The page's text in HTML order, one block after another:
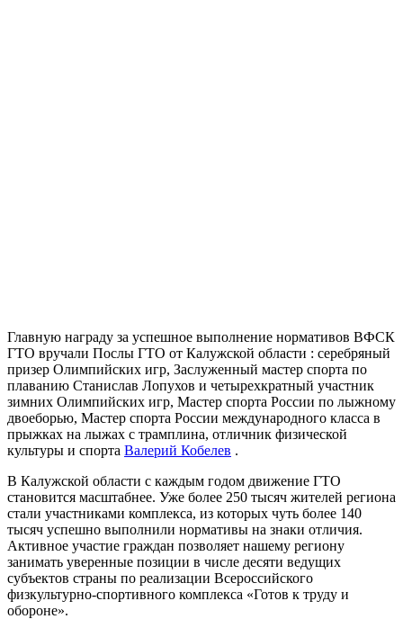
Главную награду за успешное выполнение нормативов ВФСК
ГТО вручали Послы ГТО от Калужской области : серебряный
призер Олимпийских игр, Заслуженный мастер спорта по
плаванию Станислав Лопухов и четырехкратный участник
зимних Олимпийских игр, Мастер спорта России по лыжному
двоеборью, Мастер спорта России международного класса в
прыжках на лыжах с трамплина, отличник физической
культуры и спорта Валерий Кобелев .
В Калужской области с каждым годом движение ГТО
становится масштабнее. Уже более 250 тысяч жителей региона
стали участниками комплекса, из которых чуть более 140
тысяч успешно выполнили нормативы на знаки отличия.
Активное участие граждан позволяет нашему региону
занимать уверенные позиции в числе десяти ведущих
субъектов страны по реализации Всероссийского
физкультурно-спортивного комплекса «Готов к труду и
обороне».